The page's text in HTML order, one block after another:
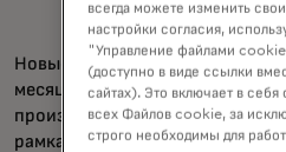
Новые продукты появились
месяцев после того, как AMD
производителем ChatGPT
рамках этой сделки OpenAI
всегда можете изменить
настройки согласия,
"Управление файлами
(доступно в виде ссылки
сайтах). Это включает в себя
всех Файлов cookie, за
строго необходимы для